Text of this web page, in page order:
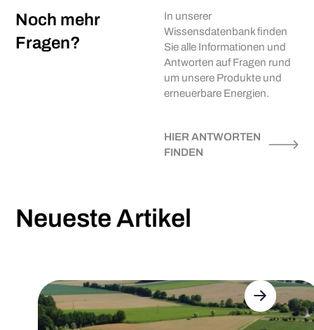
Noch mehr
Fragen?
In unserer
Wissensdatenbank finden
Sie alle Informationen und
Antworten auf Fragen rund
um unsere Produkte und
erneuerbare Energien.
HIER ANTWORTEN
FINDEN
Neueste Artikel